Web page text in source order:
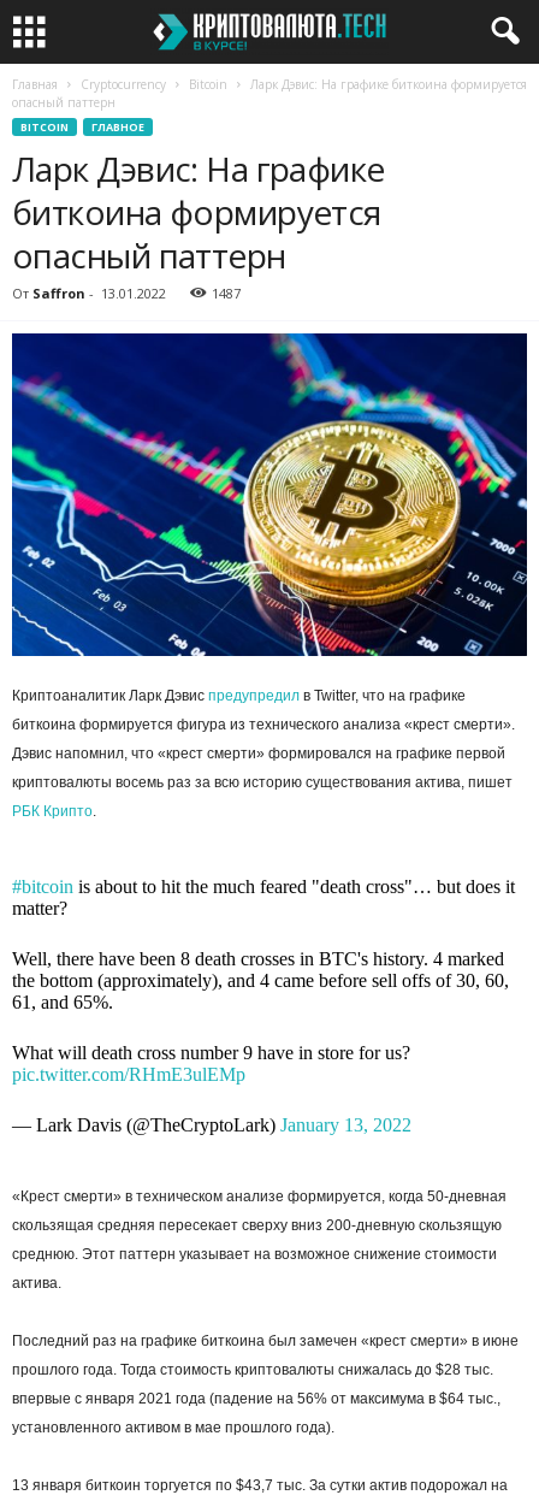
Главная Cryptocurrency Bitcoin
Ларк Дэвис: На графике биткоина формируется
опасный паттерн
BITCOIN ГЛАВНОЕ
Ларк Дэвис: На графике
биткоина формируется
опасный паттерн
От Saffron - 13.01.2022 1487
Криптоаналитик Ларк Дэвис предупредил в Twitter, что на графике
биткоина формируется фигура из технического анализа «крест смерти».
Дэвис напомнил, что «крест смерти» формировался на графике первой
криптовалюты восемь раз за всю историю существования актива, пишет
РБК Крипто
#bitcoin is about to hit the much feared "death cross"… but does it
matter?
Well, there have been 8 death crosses in BTC's history. 4 marked
the bottom (approximately), and 4 came before sell offs of 30, 60,
61, and 65%.
What will death cross number 9 have in store for us?
pic.twitter.com/RHmE3ulEMp
— Lark Davis (@TheCryptoLark) January 13, 2022
«Крест смерти» в техническом анализе формируется, когда 50-дневная
скользящая средняя пересекает сверху вниз 200-дневную скользящую
среднюю. Этот паттерн указывает на возможное снижение стоимости
актива.
Последний раз на графике биткоина был замечен «крест смерти» в июне
прошлого года. Тогда стоимость криптовалюты снижалась до $28 тыс.
впервые с января 2021 года (падение на 56% от максимума в $64 тыс.,
установленного активом в мае прошлого года).
13 января биткоин торгуется по $43,7 тыс. За сутки актив подорожал на